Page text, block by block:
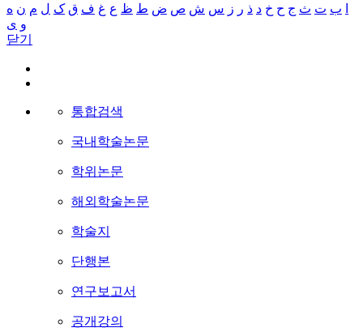
ب ت ث ج ح خ د ذ ر ز س ش ص ض ط ظ ع غ ف ق ک ل م ن ه
و ی
닫기
통합검색
국내학술논문
학위논문
해외학술논문
학술지
단행본
연구보고서
공개강의